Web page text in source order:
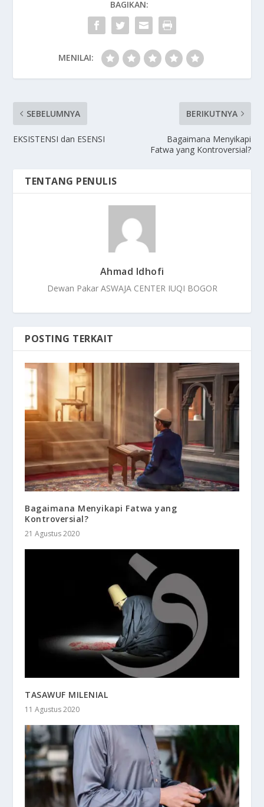
BAGIKAN:
MENILAI:
SEBELUMNYA
EKSISTENSI dan ESENSI
BERIKUTNYA
Bagaimana Menyikapi
Fatwa yang Kontroversial?
TENTANG PENULIS
Ahmad Idhofi
Dewan Pakar ASWAJA CENTER IUQI BOGOR
POSTING TERKAIT
Bagaimana Menyikapi Fatwa yang
Kontroversial?
21 Agustus 2020
TASAWUF MILENIAL
11 Agustus 2020